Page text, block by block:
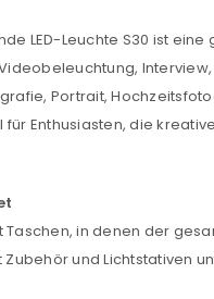
LED-Leuchte S30 ist
Portrait,
für Enthusiasten, die
Taschen, in denen der
Zubehör und Lichtstativen